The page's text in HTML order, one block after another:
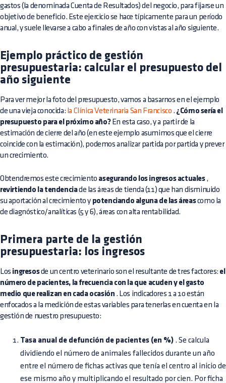
gastos (la denominada Cuenta de Resultados) del negocio, para fijarse un
objetivo de beneficio. Este ejercicio se hace típicamente para un período
anual, y suele llevarse a cabo a finales de año con vistas al año siguiente.
Ejemplo práctico de gestión
presupuestaria: calcular el presupuesto del
año siguiente
Para ver mejor la foto del presupuesto, vamos a basarnos en el ejemplo
de una vieja conocida: la Clínica Veterinaria San Francisco . ¿Cómo sería el
presupuesto para el próximo año?En esta caso, y a partir de la
estimación de cierre del año (en este ejemplo asumimos que el cierre
coincide con la estimación), podemos analizar partida por partida y prever
un crecimiento.
Obtendremos este crecimiento asegurando los ingresos actuales,
revirtiendo la tendenciade las áreas de tienda (11) que han disminuido
su aportación al crecimiento y potenciando alguna de las áreascomo la
de diagnóstico/analíticas (5 y 6), áreas con alta rentabilidad.
Primera parte de la gestión
presupuestaria: los ingresos
Los ingresosde un centro veterinario son el resultante de tres factores: el
número de pacientes, la frecuencia con la que acuden y el gasto
medio que realizan en cada ocasión . Los indicadores 1 a 10 están
enfocados a la medición de estas variables para tenerlas en cuenta en la
gestión de nuestro presupuesto:
Tasa anual de defunción de pacientes (en %) . Se calcula
dividiendo el número de animales fallecidos durante un año
entre el número de fichas activas que tenía el centro al inicio de
ese mismo año y multiplicando el resultado por cien. Por ficha